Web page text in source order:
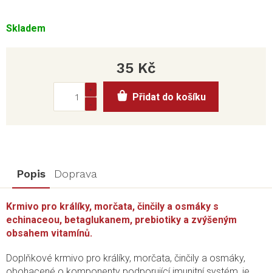
Skladem
35 Kč
cena:
Přidat do košíku
Popis Doprava
Krmivo pro králíky, morčata, činčily a osmáky s
echinaceou, betaglukanem, prebiotiky a zvýšeným
obsahem vitamínů.
Doplňkové krmivo pro králíky, morčata, činčily a osmáky,